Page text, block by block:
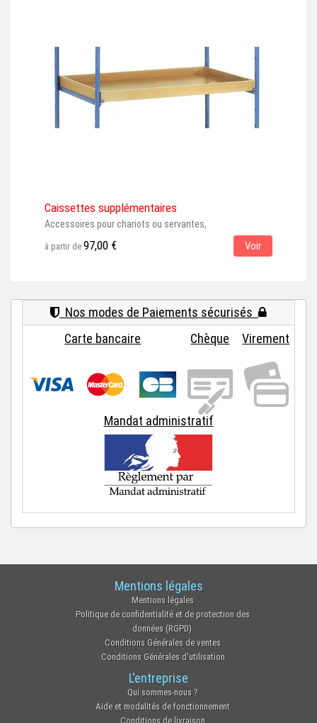
Caissettes supplémentaires
Accessoires pour chariots ou servantes,
à partir de 97,00 € Voir
Nos modes de Paiements sécurisés
Carte bancaire
Chèque Virement
Mandat administratif
Mentions légales
Mentions légales
Politique de confidentialité et de protection des
données (RGPD)
Conditions Générales de ventes
Conditions Générales d'utilisation
L'entreprise
Qui sommes-nous ?
Aide et modalités de fonctionnement
Conditions de livraison